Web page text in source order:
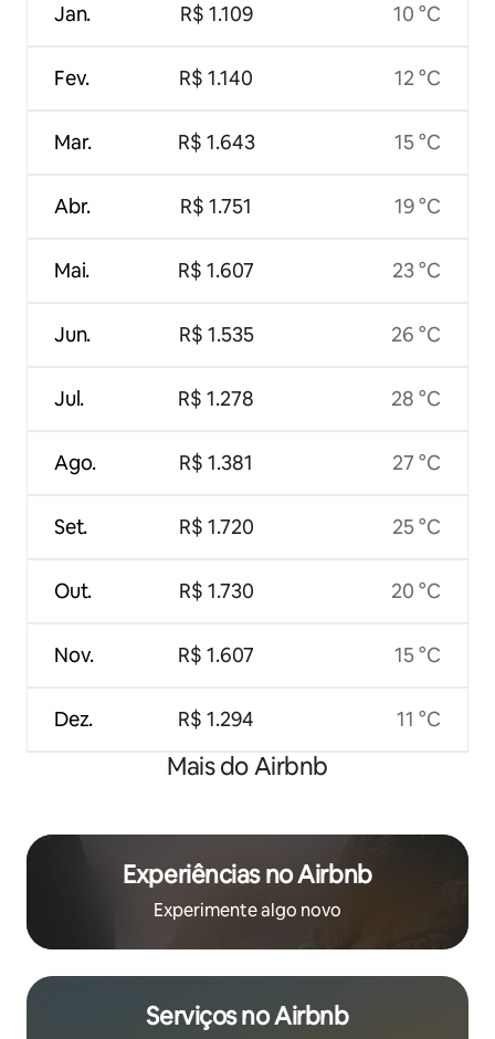
Jan.
Fev.
Mar.
Abr.
Mai.
Jun.
Jul.
Ago.
Set.
Out.
Nov.
Dez.
R$ 1.109
R$ 1.140
R$ 1.643
R$ 1.751
R$ 1.607
R$ 1.535
R$ 1.278
R$ 1.381
R$ 1.720
R$ 1.730
R$ 1.607
R$ 1.294
10 °C
12 °C
15 °C
19 °C
23 °C
26 °C
28 °C
27 °C
25 °C
20 °C
15 °C
11 °C
Mais do Airbnb
Experiências no Airbnb
Experimente algo novo
Serviços no Airbnb